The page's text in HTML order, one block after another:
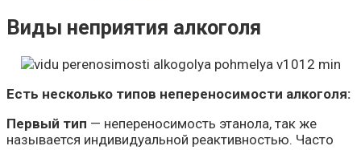
Виды неприятия алкоголя
Есть несколько типов непереносимости алкоголя:
Первый тип — непереносимость этанола, так же
называется индивидуальной реактивностью. Часто